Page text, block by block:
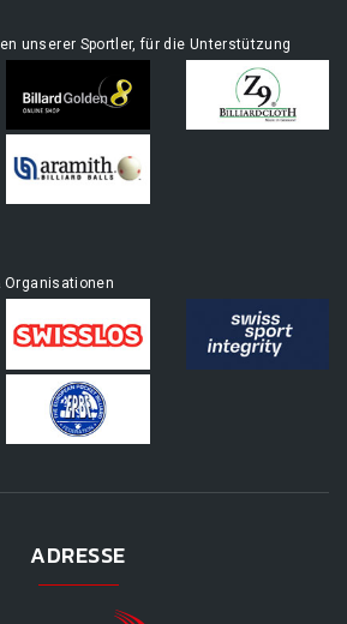
unserer Sportler, für die Unterstützung
Organisationen
ADRESSE